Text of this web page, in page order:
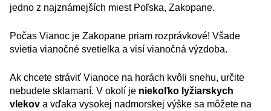
jedno z najznámejších miest Poľska, Zakopane.
Počas Vianoc je Zakopane priam rozprávkové! Všade
svietia vianočné svetielka a visí vianočná výzdoba.
Ak chcete stráviť Vianoce na horách kvôli snehu, určite
nebudete sklamaní. V okolí je niekoľko lyžiarskych
vlekov a vďaka vysokej nadmorskej výške sa môžete na